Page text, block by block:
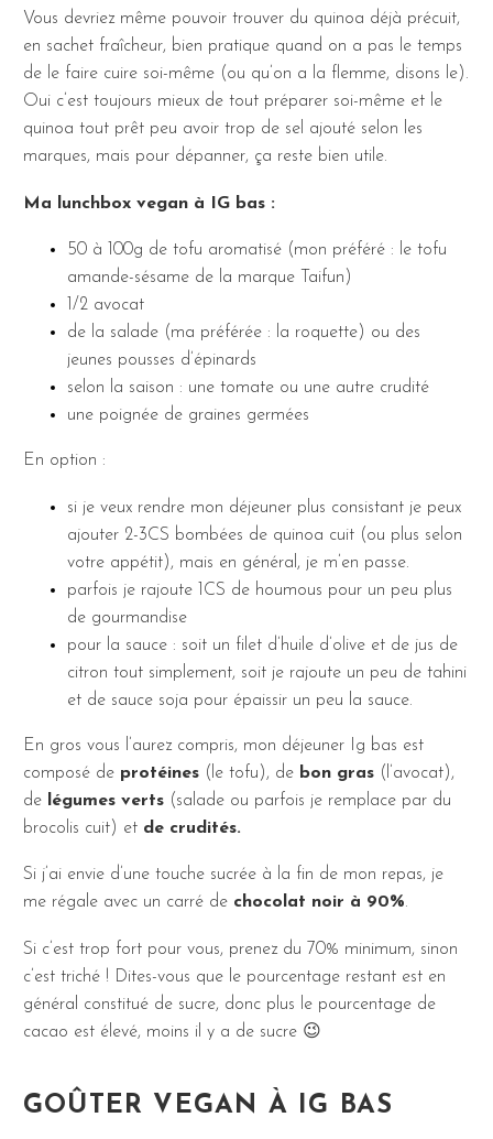
Vous devriez même pouvoir trouver du quinoa déjà précuit,
en sachet fraîcheur, bien pratique quand on a pas le temps
de le faire cuire soi-même (ou qu’on a la flemme, disons le).
Oui c’est toujours mieux de tout préparer soi-même et le
quinoa tout prêt peu avoir trop de sel ajouté selon les
marques, mais pour dépanner, ça reste bien utile.
Ma lunchbox vegan à IG bas :
50 à 100g de tofu aromatisé (mon préféré : le tofu
amande-sésame de la marque Taifun)
1/2 avocat
de la salade (ma préférée : la roquette) ou des
jeunes pousses d’épinards
selon la saison : une tomate ou une autre crudité
une poignée de graines germées
En option :
si je veux rendre mon déjeuner plus consistant je peux
ajouter 2-3CS bombées de quinoa cuit (ou plus selon
votre appétit), mais en général, je m’en passe.
parfois je rajoute 1CS de houmous pour un peu plus
de gourmandise
pour la sauce : soit un filet d’huile d’olive et de jus de
citron tout simplement, soit je rajoute un peu de tahini
et de sauce soja pour épaissir un peu la sauce.
En gros vous l’aurez compris, mon déjeuner Ig bas est
composé de protéines (le tofu), de bon gras (l’avocat),
de
légumes verts (salade ou parfois je remplace par du
brocolis cuit) et de crudités.
Si j’ai envie d’une touche sucrée à la fin de mon repas, je
me régale avec un carré de chocolat noir à 90%.
Si c’est trop fort pour vous, prenez du 70% minimum, sinon
c’est triché ! Dites-vous que le pourcentage restant est en
général constitué de sucre, donc plus le pourcentage de
cacao est élevé, moins il y a de sucre 😉
GOÛTER VEGAN À IG BAS